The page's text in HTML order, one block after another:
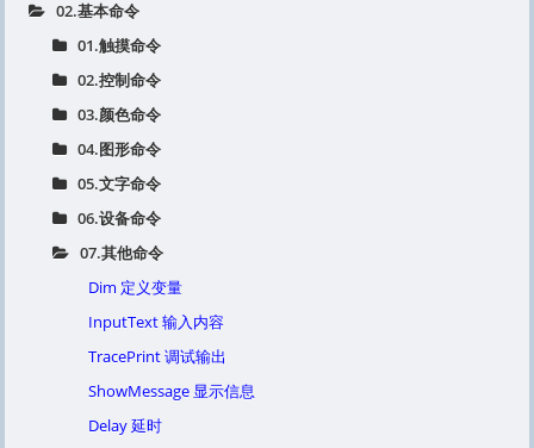
02.基本命令
01.触摸命令
02.控制命令
03.颜色命令
04.图形命令
05.文字命令
06.设备命令
07.其他命令
Dim 定义变量
InputText 输入内容
TracePrint 调试输出
ShowMessage 显示信息
Delay 延时